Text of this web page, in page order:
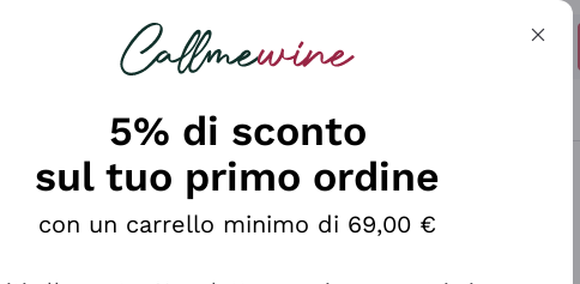
5% di sconto
sul tuo primo ordine
con un carrello minimo di 69,00 €